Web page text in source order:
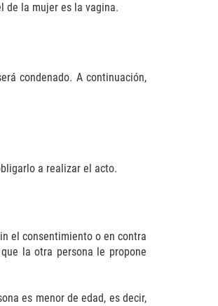
de la mujer es la vagina.
condenado. A continuación,
a realizar el acto.
el consentimiento o en contra
la otra persona le propone
es menor de edad, es decir,